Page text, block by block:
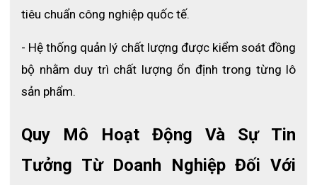
NHỮNG LƯU Ý KHI SỬ DỤNG SẢN PHẨM
thái của mũ trùm đầu, tấm che, tấm kính trước khi sử dụng để
đảm bảo an toàn.
❖ Vệ sinh sau khi sử dụng: Người dùng cần lau chùi sạch sẽ
hỏng.
❖ Không sử dụng mũ trùm đầu quá cũ: Người dùng cần thay
thế mũ trùm đầu khi thấy có dấu hiệu hư hỏng như rách, nứt,
tiêu chuẩn công nghiệp quốc tế.
- Hệ thống quản lý chất lượng được kiểm soát đồng
bộ nhằm duy trì chất lượng ổn định trong từng lô
sản phẩm.
Quy Mô Hoạt Động Và Sự Tin
Tưởng Từ Doanh Nghiệp Đối Với